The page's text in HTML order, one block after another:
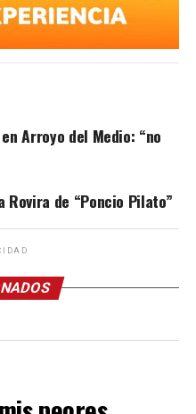
Arroyo del Medio: “no
de “Poncio Pilato”